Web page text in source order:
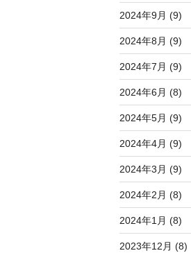
2024年9月 (9)
2024年8月 (9)
2024年7月 (9)
2024年6月 (8)
2024年5月 (9)
2024年4月 (9)
2024年3月 (9)
2024年2月 (8)
2024年1月 (8)
2023年12月 (8)